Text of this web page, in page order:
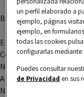
Buscar
Entradas recientes
Comentarios recientes
No hay comentarios
Archivos
No hay archivos que
un perfil elaborado a
ejemplo, páginas
ejemplo, en
todas las cookies
configurarlas mediante
Puedes consultar
de Privacidad en sus